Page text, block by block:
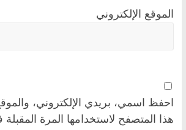
الموقع الإلكتروني
احفظ اسمي، بريدي الإلكتروني،
هذا المتصفح لاستخدامها المرة